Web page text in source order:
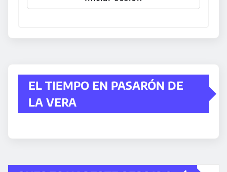
EL TIEMPO EN PASARÓN DE
LA VERA